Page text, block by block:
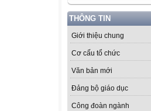
THÔNG TIN
Giới thiệu chung
Cơ cấu tổ chức
Văn bản mới
Đảng bộ giáo dục
Công đoàn ngành